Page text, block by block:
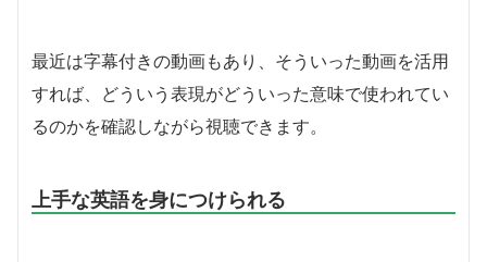
最近は字幕付きの動画もあり、そういった動画を活用
すれば、どういう表現がどういった意味で使われてい
るのかを確認しながら視聴できます。
上手な英語を身につけられる